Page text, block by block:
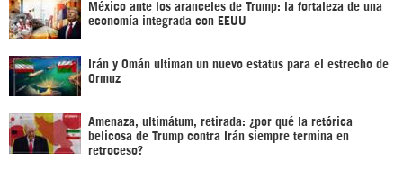
México ante los aranceles de Trump: la fortaleza de una
economía integrada con EEUU
Irán y Omán ultiman un nuevo estatus para el estrecho de
Ormuz
Amenaza, ultimátum, retirada: ¿por qué la retórica
belicosa de Trump contra Irán siempre termina en
retroceso?